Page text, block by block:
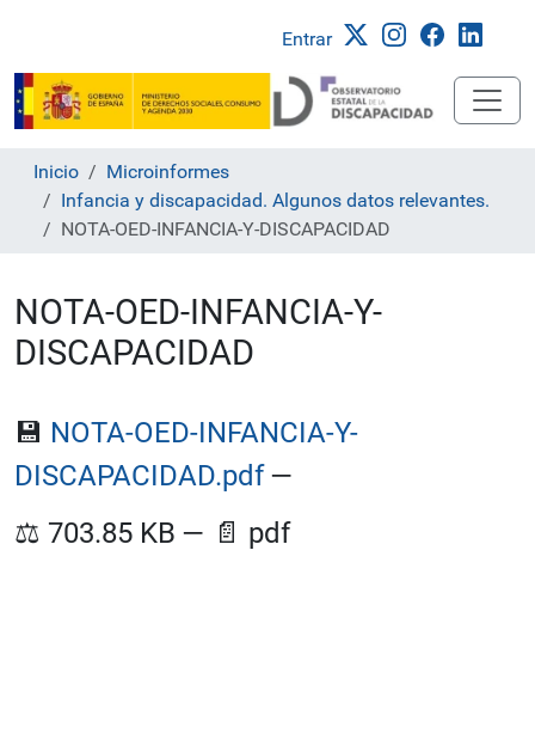
Entrar
Inicio
Microinformes
Infancia y discapacidad. Algunos datos relevantes.
NOTA-OED-INFANCIA-Y-DISCAPACIDAD
NOTA-OED-INFANCIA-Y-
DISCAPACIDAD
💾 NOTA-OED-INFANCIA-Y-
DISCAPACIDAD.pdf—
⚖️ 703.85 KB — 📄 pdf